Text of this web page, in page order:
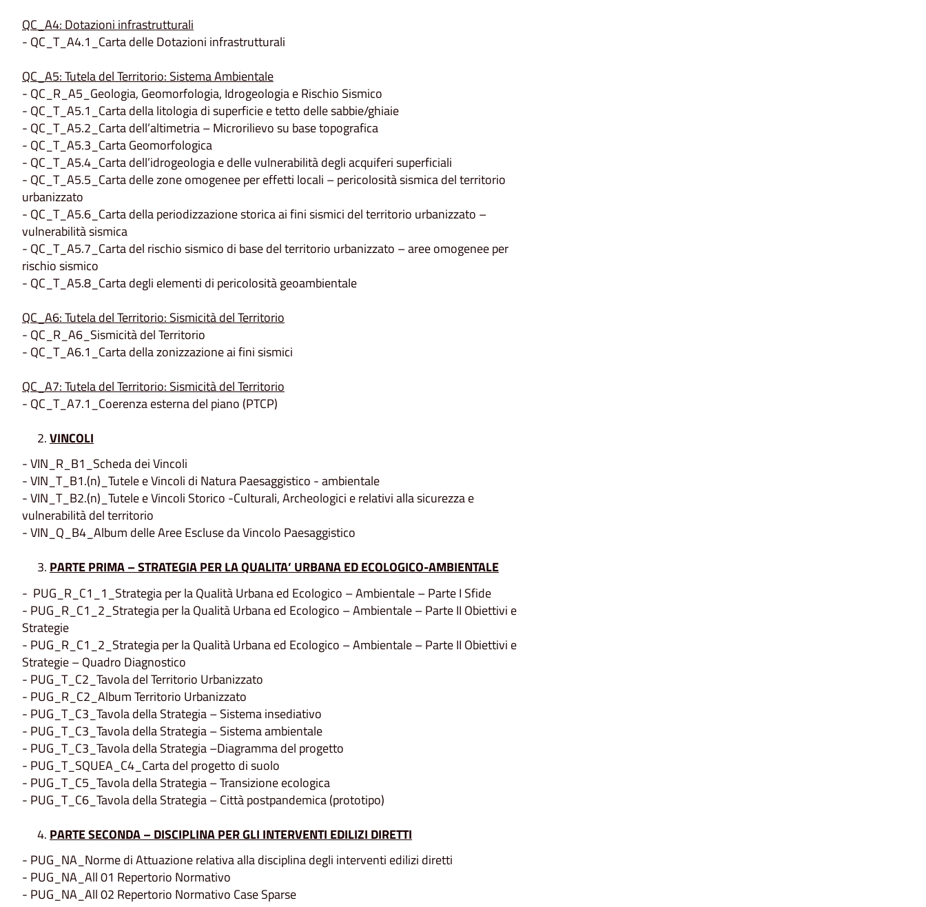
QC_A4: Dotazioni infrastrutturali
- QC_T_A4.1_Carta delle Dotazioni infrastrutturali
QC_A5: Tutela del Territorio: Sistema Ambientale
- QC_R_A5_Geologia, Geomorfologia, Idrogeologia e Rischio Sismico
- QC_T_A5.1_Carta della litologia di superficie e tetto delle sabbie/ghiaie
- QC_T_A5.2_Carta dell’altimetria – Microrilievo su base topografica
- QC_T_A5.3_Carta Geomorfologica
- QC_T_A5.4_Carta dell’idrogeologia e delle vulnerabilità degli acquiferi superficiali
- QC_T_A5.5_Carta delle zone omogenee per effetti locali – pericolosità sismica del territorio
urbanizzato
- QC_T_A5.6_Carta della periodizzazione storica ai fini sismici del territorio urbanizzato –
vulnerabilità sismica
- QC_T_A5.7_Carta del rischio sismico di base del territorio urbanizzato – aree omogenee per
rischio sismico
- QC_T_A5.8_Carta degli elementi di pericolosità geoambientale
QC_A6: Tutela del Territorio: Sismicità del Territorio
- QC_R_A6_Sismicità del Territorio
- QC_T_A6.1_Carta della zonizzazione ai fini sismici
QC_A7: Tutela del Territorio: Sismicità del Territorio
- QC_T_A7.1_Coerenza esterna del piano (PTCP)
VINCOLI
- VIN_R_B1_Scheda dei Vincoli
- VIN_T_B1.(n)_Tutele e Vincoli di Natura Paesaggistico - ambientale
- VIN_T_B2.(n)_Tutele e Vincoli Storico -Culturali, Archeologici e relativi alla sicurezza e
vulnerabilità del territorio
- VIN_Q_B4_Album delle Aree Escluse da Vincolo Paesaggistico
PARTE PRIMA – STRATEGIA PER LA QUALITA’ URBANA ED ECOLOGICO-AMBIENTALE
- PUG_R_C1_1_Strategia per la Qualità Urbana ed Ecologico – Ambientale – Parte I Sfide
- PUG_R_C1_2_Strategia per la Qualità Urbana ed Ecologico – Ambientale – Parte II Obiettivi e
Strategie
- PUG_R_C1_2_Strategia per la Qualità Urbana ed Ecologico – Ambientale – Parte II Obiettivi e
Strategie – Quadro Diagnostico
- PUG_T_C2_Tavola del Territorio Urbanizzato
- PUG_R_C2_Album Territorio Urbanizzato
- PUG_T_C3_Tavola della Strategia – Sistema insediativo
- PUG_T_C3_Tavola della Strategia – Sistema ambientale
- PUG_T_C3_Tavola della Strategia –Diagramma del progetto
- PUG_T_SQUEA_C4_Carta del progetto di suolo
- PUG_T_C5_Tavola della Strategia – Transizione ecologica
- PUG_T_C6_Tavola della Strategia – Città postpandemica (prototipo)
PARTE SECONDA – DISCIPLINA PER GLI INTERVENTI EDILIZI DIRETTI
- PUG_NA_Norme di Attuazione relativa alla disciplina degli interventi edilizi diretti
- PUG_NA_All 01 Repertorio Normativo
- PUG_NA_All 02 Repertorio Normativo Case Sparse